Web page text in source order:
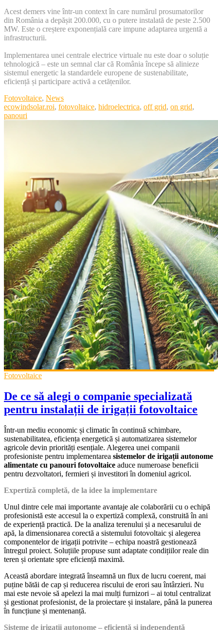
Acest demers vine într-un context în care numărul prosumatorilor
din România a depășit 200.000, cu o putere instalată de peste 2.500
MW. Este o creștere exponențială care impune adaptarea urgentă a
infrastructurii.
Implementarea unei centrale electrice virtuale nu este doar o soluție
tehnologică – este un semnal clar că România începe să alinieze
sistemul energetic la standardele europene de sustenabilitate,
eficiență și participare activă a cetățenilor.
Categories
Fotovoltaice, News
Tags
ecowindsolar.roi, fotovoltaice, hidroelectrica, off grid, on grid,
panouri
Fotovoltaice
De ce să alegi o companie specializată
pentru instalații de irigații fotovoltaice
Într-un mediu economic și climatic în continuă schimbare,
sustenabilitatea, eficiența energetică și automatizarea sistemelor
agricole devin priorități esențiale. Alegerea unei companii
profesioniste pentru implementarea sistemelor de irigații autonome
alimentate cu panouri fotovoltaice aduce numeroase beneficii
pentru dezvoltatori, fermieri și investitori în domeniul agricol.
Expertiză completă, de la idee la implementare
Unul dintre cele mai importante avantaje ale colaborării cu o echipă
profesionistă este accesul la o expertiză complexă, construită în ani
de experiență practică. De la analiza terenului și a necesarului de
apă, la dimensionarea corectă a sistemului fotovoltaic și alegerea
componentelor de irigații potrivite – echipa noastră gestionează
întregul proiect. Soluțiile propuse sunt adaptate condițiilor reale din
teren și orientate spre eficiență maximă.
Această abordare integrată înseamnă un flux de lucru coerent, mai
puține bătăi de cap și reducerea riscului de erori sau întârzieri. Nu
mai este nevoie să apelezi la mai mulți furnizori – ai totul centralizat
și gestionat profesionist, de la proiectare și instalare, până la punerea
în funcțiune și mentenanță.
Sisteme de irigații autonome – eficiență și independență